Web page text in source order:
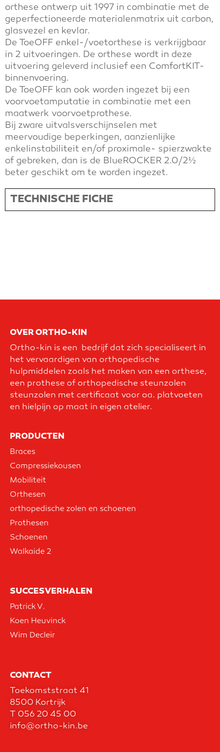
orthese ontwerp uit 1997 in combinatie met de
geperfectioneerde materialenmatrix uit carbon,
glasvezel en kevlar.
De ToeOFF enkel-/voetorthese is verkrijgbaar
in 2 uitvoeringen. De orthese wordt in deze
uitvoering geleverd inclusief een ComfortKIT-
binnenvoering.
De ToeOFF kan ook worden ingezet bij een
voorvoetamputatie in combinatie met een
maatwerk voorvoetprothese.
Bij zware uitvalsverschijnselen met
meervoudige beperkingen, aanzienlijke
enkelinstabiliteit en/of proximale- spierzwakte
of gebreken, dan is de BlueROCKER 2.0/2½
beter geschikt om te worden ingezet.
TECHNISCHE FICHE
OVER ORTHO-KIN
Ortho-kin is een bedrijf dat zich specialiseert in
het vervaardigen van orthopedische
hulpmiddelen zoals het maken van een orthese,
een prothese of orthopedische steunzolen
steunzolen met certificaat voor oa. platvoeten
en hielpijn op maat in eigen atelier.
PRODUCTEN
Braces
Compressiekousen
Mobiliteit
Orthesen
orthopedische zolen en schoenen
Prothesen
Schoenen
Walkaide 2
SUCCESVERHALEN
Patrick V.
Koen Heuvinck
Wim Decleir
CONTACT
Toekomststraat 41
8500 Kortrijk
T 056 20 45 00
info@ortho-kin.be